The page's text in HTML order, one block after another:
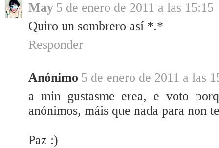
May 5 de enero de 2011 a las 15:15
Quiro un sombrero así *.*
Responder
Anónimo 5 de enero de 2011 a las
a min gustasme erea, e voto
anónimos, máis que nada para non
Paz :)